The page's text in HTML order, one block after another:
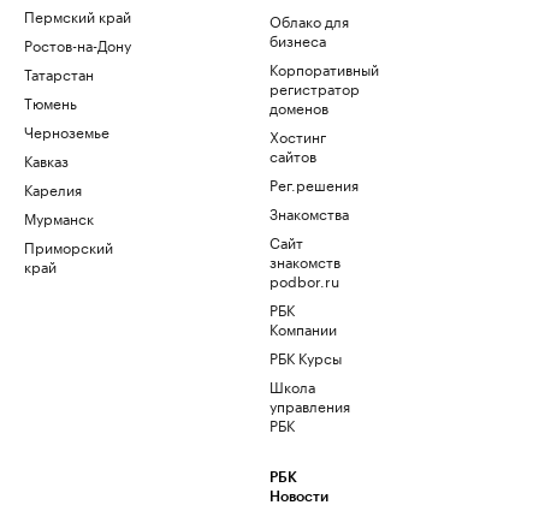
Пермский край
Ростов-на-Дону
Татарстан
Тюмень
Черноземье
Кавказ
Карелия
Мурманск
Приморский
край
Облако для
бизнеса
Корпоративный
регистратор
доменов
Хостинг
сайтов
Рег.решения
Знакомства
Сайт
знакомств
podbor.ru
РБК
Компании
РБК Курсы
Школа
управления
РБК
РБК
Новости